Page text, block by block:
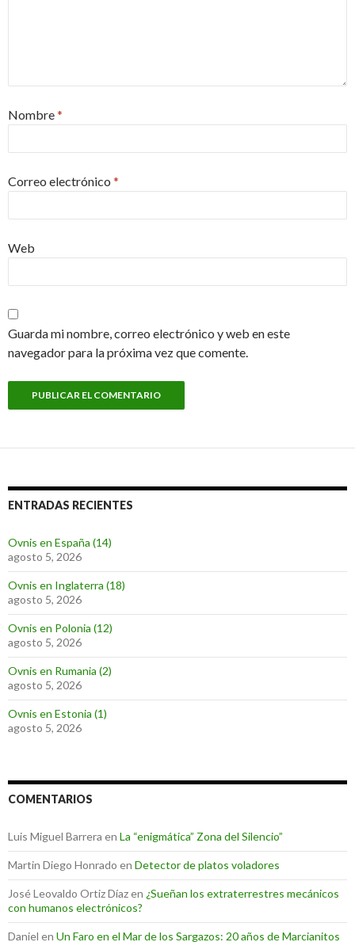
Nombre*
Correo electrónico *
Web
Guarda mi nombre, correo electrónico y web en este
navegador para la próxima vez que comente.
ENTRADAS RECIENTES
Ovnis en España (14)
agosto 5, 2026
Ovnis en Inglaterra (18)
agosto 5, 2026
Ovnis en Polonia (12)
agosto 5, 2026
Ovnis en Rumania (2)
agosto 5, 2026
Ovnis en Estonia (1)
agosto 5, 2026
COMENTARIOS
Luis Miguel Barrera en La “enigmática” Zona del Silencio”
Martin Diego Honrado en Detector de platos voladores
José Leovaldo Ortiz Díazen ¿Sueñan los extraterrestres mecánicos
con humanos electrónicos?
Daniel en Un Faro en el Mar de los Sargazos: 20 años de Marcianitos